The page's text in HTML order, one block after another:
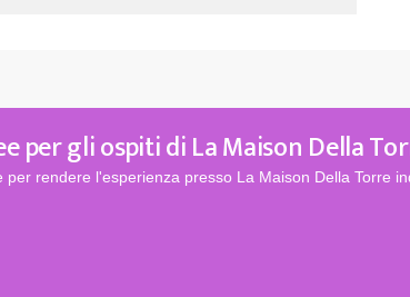
per gli ospiti di La Maison Della
per rendere l'esperienza presso La Maison Della Torre